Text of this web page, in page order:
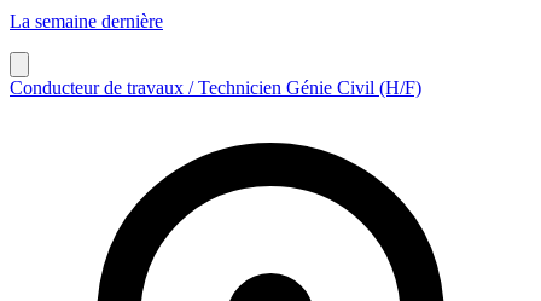
La semaine dernière
Conducteur de travaux / Technicien Génie Civil (H/F)